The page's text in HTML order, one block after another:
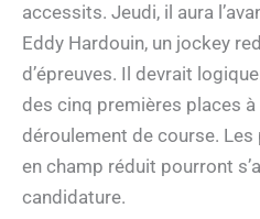
accessits. Jeudi, il aura
Eddy Hardouin, un jockey
d’épreuves. Il devrait
des cinq premières places à
déroulement de course.
en champ réduit pourront
candidature.